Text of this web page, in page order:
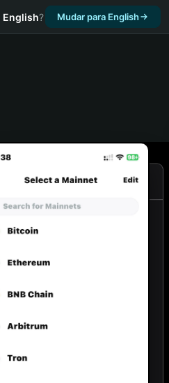
English? Mudar para English